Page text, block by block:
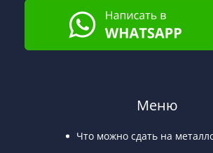
Меню
Что можно сдать на